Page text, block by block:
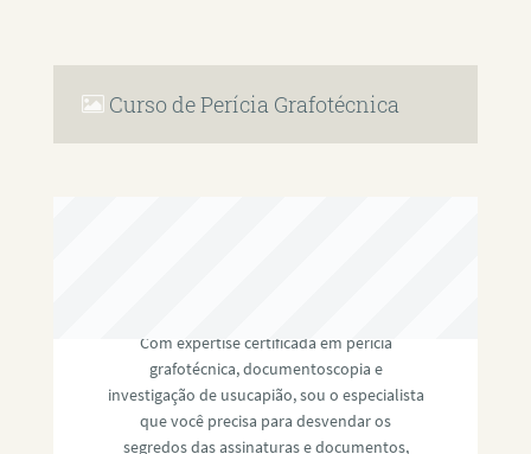
Curso de Perícia Grafotécnica
Com expertise certificada em perícia
grafotécnica, documentoscopia e
investigação de usucapião, sou o especialista
que você precisa para desvendar os
segredos das assinaturas e documentos,